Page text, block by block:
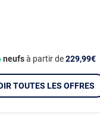
neufsà partir de229,99€
TOUTES LES OFFRES